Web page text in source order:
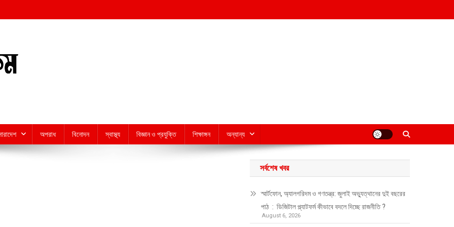
অপরাধ বিনোদন স্বাস্থ্য বিজ্ঞান ও প্রযুক্তি শিক্ষাঙ্গন অন্যান্য
সর্বশেষ খবর
স্মার্টফোন, অ্যালগরিদম ও গণতন্ত্র: জুলাই অভ্যুত্থানের দুই বছরের
পাঠ : ডিজিটাল প্ল্যাটফর্ম কীভাবে বদলে দিচ্ছে রাজনীতি ?
August 6, 2026